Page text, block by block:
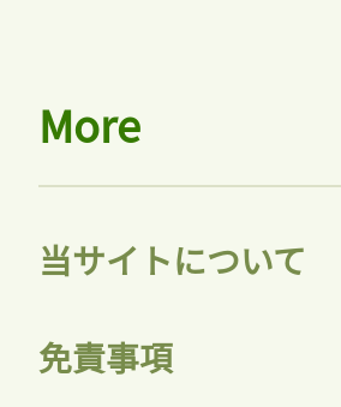
More
当サイトについて
免責事項